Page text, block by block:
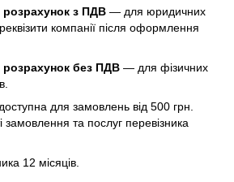
розрахунок з ПДВ — для юридичних
компанії після оформлення
розрахунок без ПДВ — для фізичних
для замовлень від 500 грн.
замовлення та послуг перевізника
12 місяців.